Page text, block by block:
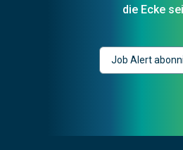
die Ecke
Job Alert